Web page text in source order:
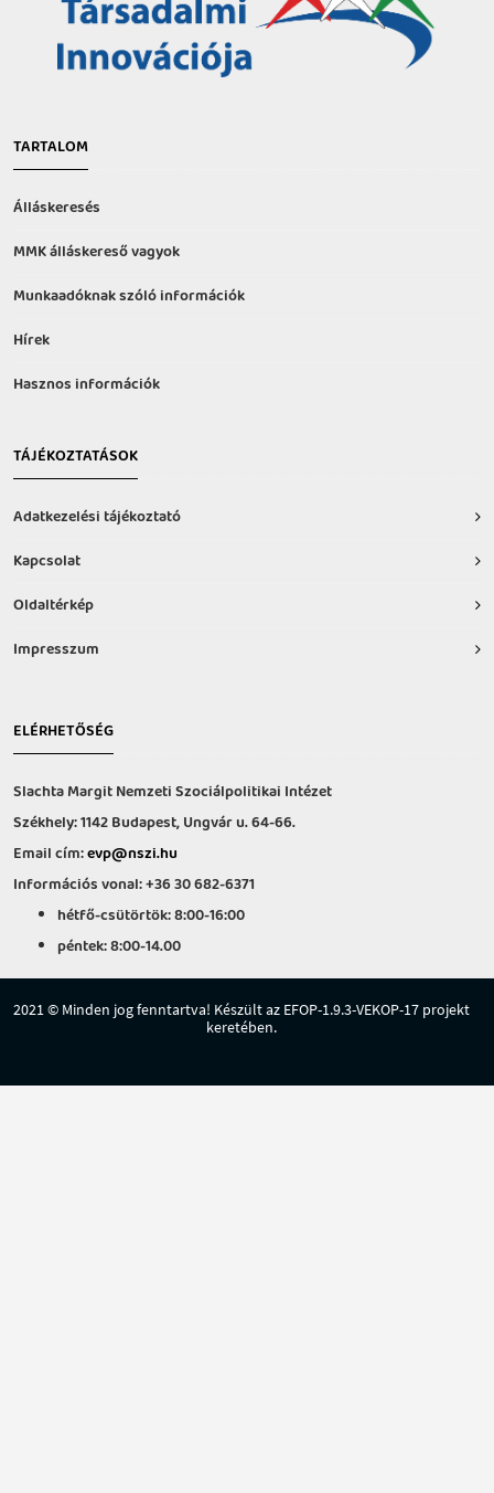
TARTALOM
Álláskeresés
MMK álláskereső vagyok
Munkaadóknak szóló információk
Hírek
Hasznos információk
TÁJÉKOZTATÁSOK
Adatkezelési tájékoztató
Kapcsolat
Oldaltérkép
Impresszum
ELÉRHETŐSÉG
Slachta Margit Nemzeti Szociálpolitikai Intézet
Székhely: 1142 Budapest, Ungvár u. 64-66.
Email cím:evp@nszi.hu
Információs vonal: +36 30 682-6371
hétfő-csütörtök: 8:00-16:00
péntek: 8:00-14.00
2021 © Minden jog fenntartva! Készült az EFOP-1.9.3-VEKOP-17 projekt
keretében.